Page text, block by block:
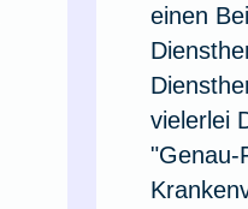
einen
vielerlei
"Genau-